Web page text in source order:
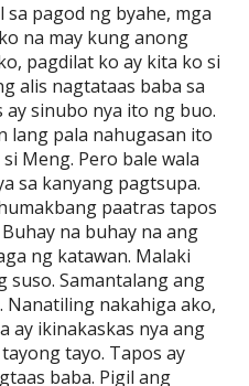
pagod ng byahe, mga
na may kung anong
pagdilat ko ay kita ko si
alis nagtataas baba sa
sinubo nya ito ng buo.
lang pala nahugasan ito
Meng. Pero bale wala
sa kanyang pagtsupa.
paatras tapos
na buhay na ang
ng katawan. Malaki
suso. Samantalang ang
Nanatiling nakahiga ako,
ay ikinakaskas nya ang
tayo. Tapos ay
baba. Pigil ang